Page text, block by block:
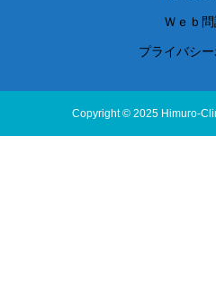
Ｗｅｂ
プライバシ
Copyright © 2025 Himuro-